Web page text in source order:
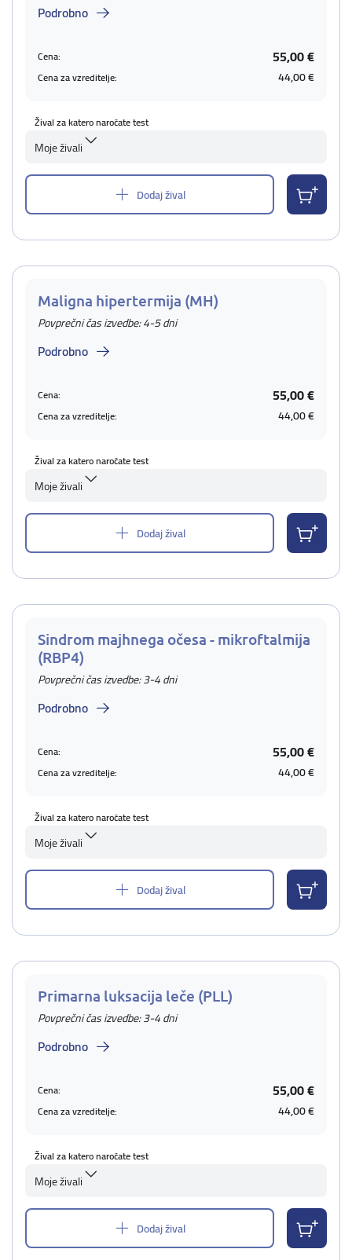
Podrobno
Cena: 55,00 €
Cena za vzreditelje: 44,00 €
Žival za katero naročate test
Moje živali
Dodaj žival
Maligna hipertermija (MH)
Povprečni čas izvedbe: 4-5 dni
Podrobno
Cena: 55,00 €
Cena za vzreditelje: 44,00 €
Žival za katero naročate test
Moje živali
Dodaj žival
Sindrom majhnega očesa - mikroftalmija
(RBP4)
Povprečni čas izvedbe: 3-4 dni
Podrobno
Cena: 55,00 €
Cena za vzreditelje: 44,00 €
Žival za katero naročate test
Moje živali
Dodaj žival
Primarna luksacija leče (PLL)
Povprečni čas izvedbe: 3-4 dni
Podrobno
Cena: 55,00 €
Cena za vzreditelje: 44,00 €
Žival za katero naročate test
Moje živali
Dodaj žival